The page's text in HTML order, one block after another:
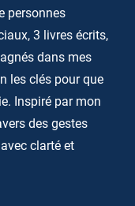
personnes
3 livres écrits,
dans mes
les clés pour que
Inspiré par mon
des gestes
clarté et